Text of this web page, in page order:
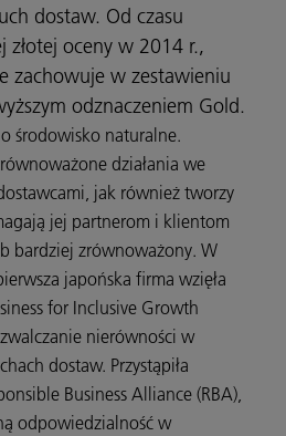
dostaw. Od czasu
złotej oceny w 2014 r.,
zachowuje w zestawieniu
odznaczeniem Gold.
środowisko naturalne.
działania we
jak również tworzy
jej partnerom i klientom
bardziej zrównoważony. W
japońska firma wzięła
for Inclusive Growth
nierówności w
dostaw. Przystąpiła
Business Alliance (RBA),
odpowiedzialność w